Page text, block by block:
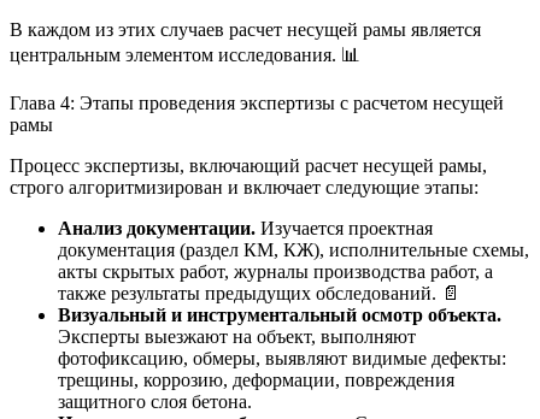
В каждом из этих случаев расчет несущей рамы является
центральным элементом исследования. 📊
Глава 4: Этапы проведения экспертизы с расчетом несущей
рамы
Процесс экспертизы, включающий расчет несущей рамы,
строго алгоритмизирован и включает следующие этапы:
Анализ документации. Изучается проектная
документация (раздел КМ, КЖ), исполнительные схемы,
акты скрытых работ, журналы производства работ, а
также результаты предыдущих обследований. 📄
Визуальный и инструментальный осмотр объекта.
Эксперты выезжают на объект, выполняют
фотофиксацию, обмеры, выявляют видимые дефекты:
трещины, коррозию, деформации, повреждения
защитного слоя бетона.